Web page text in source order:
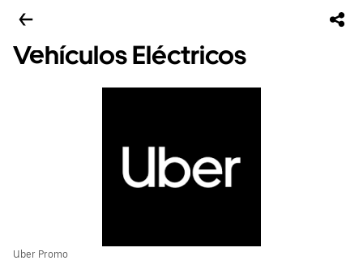
Vehículos Eléctricos
Uber Promo